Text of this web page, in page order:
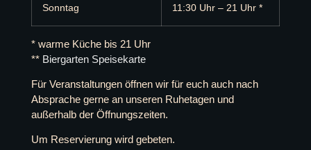
Sonntag 11:30 Uhr – 21 Uhr *
* warme Küche bis 21 Uhr
** Biergarten Speisekarte
Für Veranstaltungen öffnen wir für euch auch nach
Absprache gerne an unseren Ruhetagen und
außerhalb der Öffnungszeiten.
Um Reservierung wird gebeten.